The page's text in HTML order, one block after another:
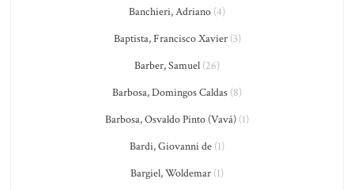
Banchieri, Adriano (4)
Baptista, Francisco Xavier(3)
Barber, Samuel (26)
Barbosa, Domingos Caldas (8)
Barbosa, Osvaldo Pinto (Vavá) (1)
Bardi, Giovanni de (1)
Bargiel, Woldemar (1)